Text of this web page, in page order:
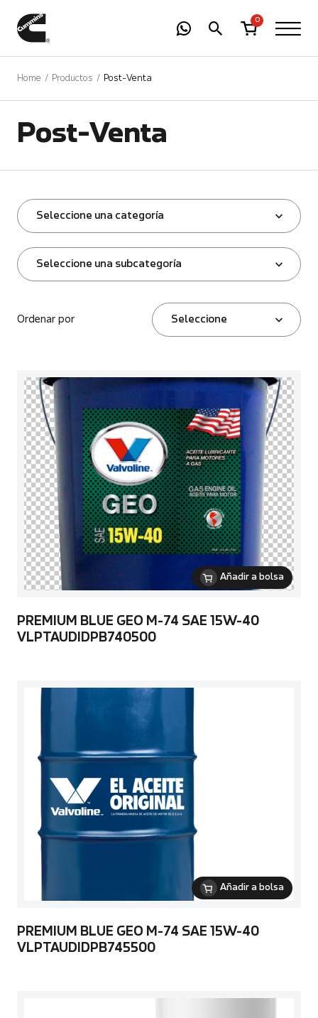
0
Home Productos Post-Venta
Post-Venta
Seleccione una categoría
Seleccione una subcategoría
Ordenar por Seleccione
Añadir a bolsa
PREMIUM BLUE GEO M-74 SAE 15W-40
VLPTAUDIDPB740500
Añadir a bolsa
PREMIUM BLUE GEO M-74 SAE 15W-40
VLPTAUDIDPB745500